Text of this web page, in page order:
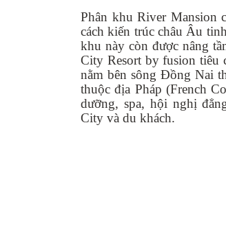
Phân khu River Mansion
cách kiến trúc châu Âu
khu này còn được nâng
City Resort by fusion tiêu
nằm bên sông Đồng Nai
thuộc địa Pháp (French
dưỡng, spa, hội nghị
City và du khách.